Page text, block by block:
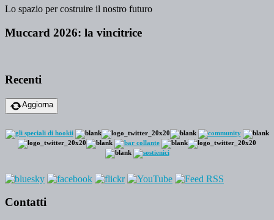
Lo spazio per costruire il nostro futuro
Muccard 2026: la vincitrice
Recenti
Aggiorna
Contatti